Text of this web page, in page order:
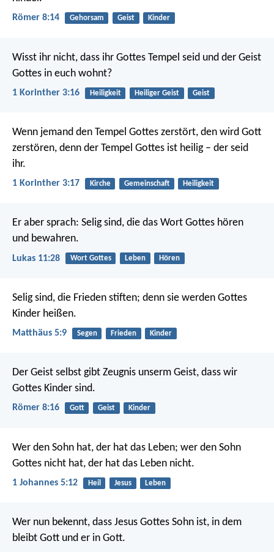
Römer 8:14 Gehorsam Geist Kinder
Wisst ihr nicht, dass ihr Gottes Tempel seid und der Geist
Gottes in euch wohnt?
1 Korinther 3:16 Heiligkeit Heiliger Geist Geist
Wenn jemand den Tempel Gottes zerstört, den wird Gott
zerstören, denn der Tempel Gottes ist heilig – der seid
ihr.
1 Korinther 3:17 Kirche Gemeinschaft Heiligkeit
Er aber sprach: Selig sind, die das Wort Gottes hören
und bewahren.
Lukas 11:28 Wort Gottes Leben Hören
Selig sind, die Frieden stiften; denn sie werden Gottes
Kinder heißen.
Matthäus 5:9 Segen Frieden Kinder
Der Geist selbst gibt Zeugnis unserm Geist, dass wir
Gottes Kinder sind.
Römer 8:16 Gott Geist Kinder
Wer den Sohn hat, der hat das Leben; wer den Sohn
Gottes nicht hat, der hat das Leben nicht.
1 Johannes 5:12 Heil Jesus Leben
Wer nun bekennt, dass Jesus Gottes Sohn ist, in dem
bleibt Gott und er in Gott.